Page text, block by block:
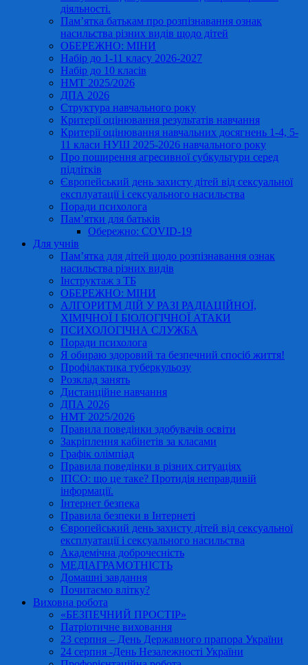
діяльності.
Пам’ятка батькам про розпізнавання ознак
насильства різних видів щодо дітей
ОБЕРЕЖНО: МІНИ
Набір до 1-11 класу 2026-2027
Набір до 10 класів
НМТ 2025/2026
ДПА 2026
Структура навчального року
Критерії оцінювання результатів навчання
Критерії оцінювання навчальних досягнень 1-4, 5-
11 класи НУШ 2025-2026 навчального року
Про поширення агресивної субкультури серед
підлітків
Європейський день захисту дітей від сексуальної
експлуатації і сексуального насильства
Поради психолога
Пам’ятки для батьків
Обережно: COVID-19
Для учнів
Пам’ятка для дітей щодо розпізнавання ознак
насильства різних видів
Інструктаж з ТБ
ОБЕРЕЖНО: МІНИ
АЛГОРИТМ ДІЙ У РАЗІ РАДІАЦІЙНОЇ,
ХІМІЧНОЇ І БІОЛОГІЧНОЇ АТАКИ
ПСИХОЛОГІЧНА СЛУЖБА
Поради психолога
Я обираю здоровий та безпечний спосіб життя!
Профілактика туберкульозу
Розклад занять
Дистанційне навчання
ДПА 2026
НМТ 2025/2026
Правила поведінки здобувачів освіти
Закріплення кабінетів за класами
Графік олімпіад
Правила поведінки в різних ситуаціях
ІПСО: що це таке? Протидія неправдивій
інформації.
Інтернет безпека
Правила безпеки в Інтернеті
Європейський день захисту дітей від сексуальної
експлуатації і сексуального насильства
Академічна доброчесність
МЕДІАГРАМОТНІСТЬ
Домашні завдання
Почитаємо влітку?
Виховна робота
«БЕЗПЕЧНИЙ ПРОСТІР»
Патріотичне виховання
23 серпня – День Державного прапора України
24 серпня -День Незалежності України